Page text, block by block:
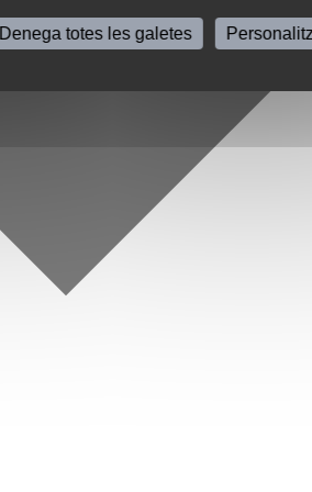
Denega totes les galetes